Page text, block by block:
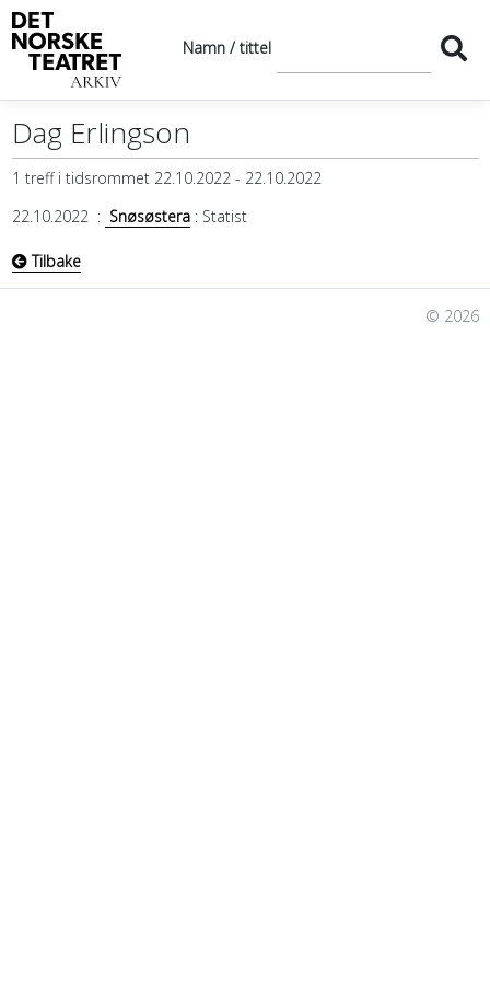
Namn / tittel
Dag Erlingson
1 treff i tidsrommet 22.10.2022 - 22.10.2022
22.10.2022: Snøsøstera: Statist
Tilbake
© 2026